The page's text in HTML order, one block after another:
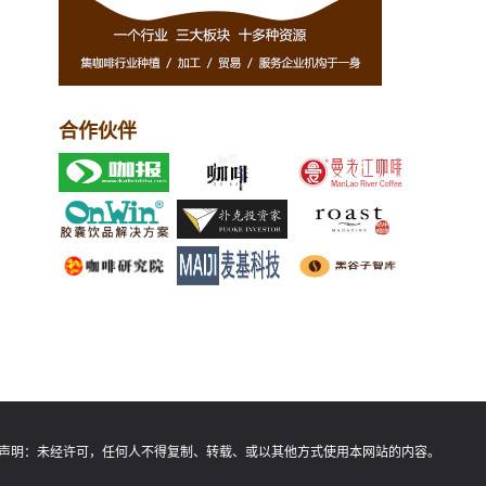
合作伙伴
明： 未经许可，任何人不得复制、转载、或以其他方式使用本网站的内容。